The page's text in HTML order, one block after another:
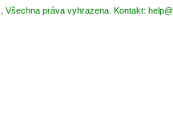
Všechna práva vyhrazena. Kontakt: